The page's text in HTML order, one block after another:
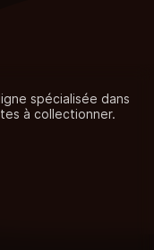
spécialisée dans
à collectionner.